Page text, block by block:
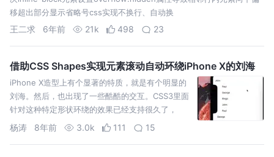
移超出部分显示省略号css实现不换行、自动换
王二求 6年前 21k 498 23
借助CSS Shapes实现元素滚动自动环绕iPhone X的刘海
iPhone X造型上有个显著的特质，就是有个明显的
刘海。然后，也出现了一些酷酷的交互。CSS3里面
针对这种特定形状环绕的效果已经支持很久了，
CSS3 Shapes和CSS3 Regions都是可以实现的
杨涛 8年前 3.0k 111 15